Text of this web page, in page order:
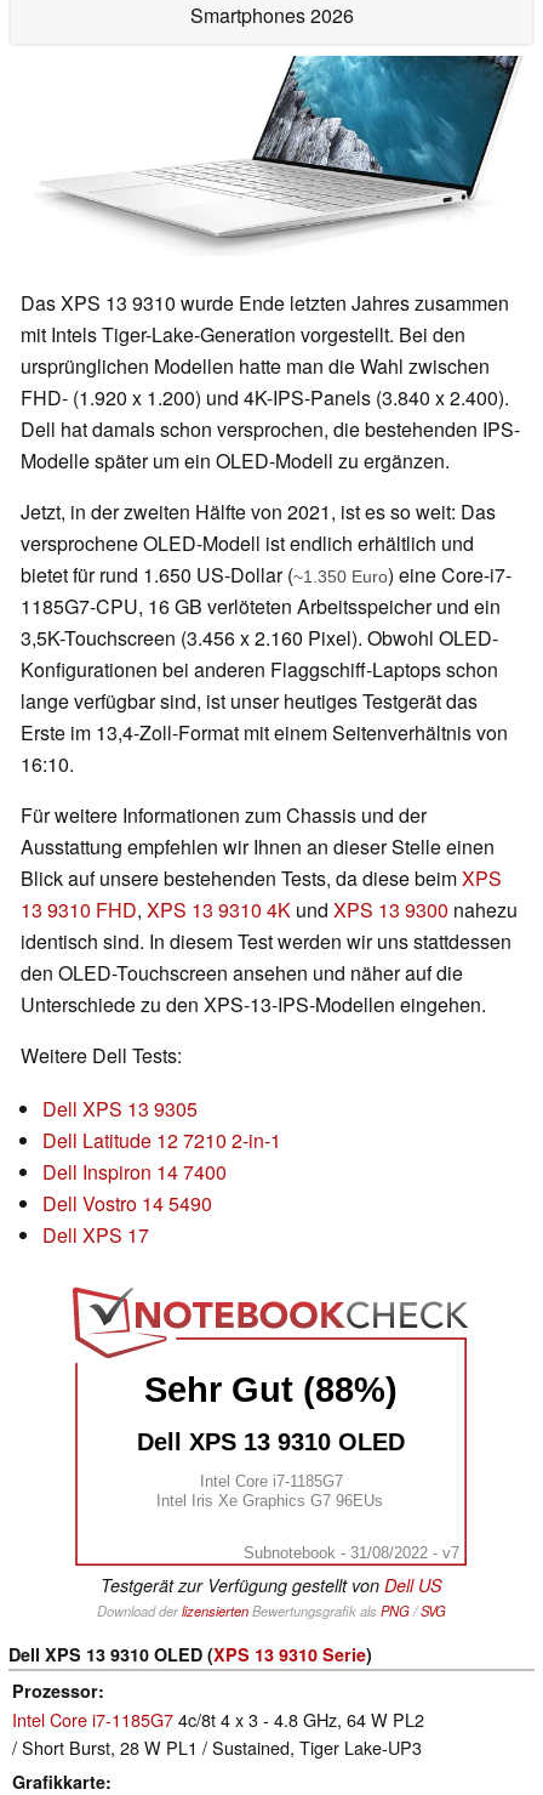
Smartphones 2026
Das XPS 13 9310 wurde Ende letzten Jahres zusammen
mit Intels Tiger-Lake-Generation vorgestellt. Bei den
ursprünglichen Modellen hatte man die Wahl zwischen
FHD- (1.920 x 1.200) und 4K-IPS-Panels (3.840 x 2.400).
Dell hat damals schon versprochen, die bestehenden IPS-
Modelle später umein OLED-Modell zu ergänzen.
Jetzt, in der zweiten Hälfte von 2021, ist es so weit: Das
versprochene OLED-Modell ist endlich erhältlich und
bietet für rund 1.650 US-Dollar (~1.350 Euro) eine Core-i7-
1185G7-CPU, 16 GB verlöteten Arbeitsspeicher und ein
3,5K-Touchscreen (3.456 x 2.160 Pixel). Obwohl OLED-
Konfigurationen bei anderen Flaggschiff-Laptops schon
lange verfügbar sind, ist unser heutiges Testgerät das
Erste im 13,4-Zoll-Format mit einem Seitenverhältnis von
16:10.
Für weitere Informationen zum Chassis und der
Ausstattung empfehlen wir Ihnen an dieser Stelle einen
Blick auf unsere bestehenden Tests, da diese beimXPS
13 9310 FHD, XPS 13 9310 4K und XPS 13 9300 nahezu
identisch sind. In diesem Test werden wir uns stattdessen
den OLED-Touchscreen ansehen und näher auf die
Unterschiede zu den XPS-13-IPS-Modellen eingehen.
Weitere Dell Tests:
Dell XPS 13 9305
Dell Latitude 12 7210 2-in-1
Dell Inspiron 14 7400
Dell Vostro 14 5490
Dell XPS 17
Sehr Gut (88%)
Dell XPS 13 9310 OLED
Intel Core i7-1185G7
Intel Iris Xe Graphics G7 96EUs
Subnotebook - 31/08/2022 - v7
Testgerät zur Verfügung gestellt von Dell US
Download derlizensiertenBewertungsgrafik als PNG/SVG
Dell XPS 13 9310 OLED (XPS 13 9310 Serie)
Prozessor
Intel Core i7-1185G74c/8t 4 x 3 - 4.8 GHz, 64 W PL2
/ Short Burst, 28 W PL1 / Sustained, Tiger Lake-UP3
Grafikkarte